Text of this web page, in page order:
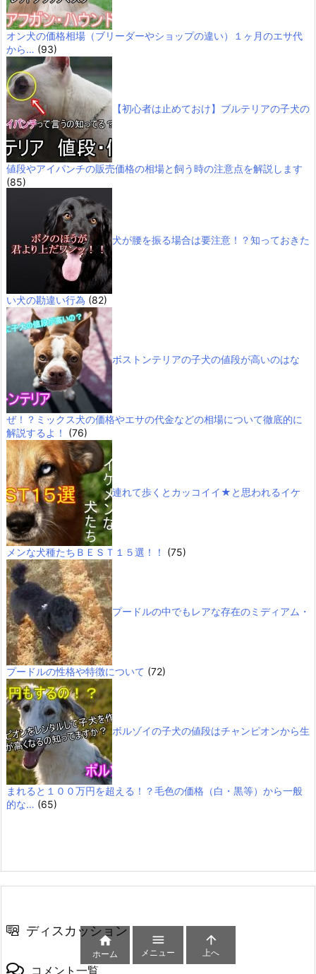
オン犬の価格相場（ブリーダーやショップの違い）１ヶ月のエサ代
から… (93)
【初心者は止めておけ】ブルテリアの子犬の
値段やアイパンチの販売価格の相場と飼う時の注意点を解説します
(85)
犬が腰を振る場合は要注意！？知っておきた
い犬の勘違い行為 (82)
ボストンテリアの子犬の値段が高いのはな
ぜ！？ミックス犬の価格やエサの代金などの相場について徹底的に
解説するよ！
(76)
連れて歩くとカッコイイ★と思われるイケ
メンな犬種たちＢＥＳＴ１５選！！ (75)
プードルの中でもレアな存在のミディアム・
プードルの性格や特徴について (72)
ボルゾイの子犬の値段はチャンピオンから生
まれると１００万円を超える！？毛色の価格（白・黒等）から一般
的な… (65)
ディスカッション
コメント一覧

ホーム

メニュー

上へ